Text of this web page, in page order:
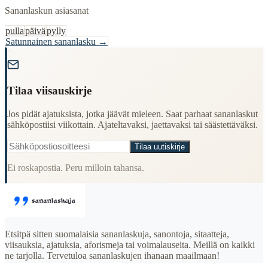
Sananlaskun asiasanat
pullapäiväpylly
Satunnainen sananlasku →
Tilaa viisauskirje
Jos pidät ajatuksista, jotka jäävät mieleen. Saat parhaat sananlaskut
sähköpostiisi viikottain. Ajateltavaksi, jaettavaksi tai säästettäväksi.
Tilaa uutiskirje
Ei roskapostia. Peru milloin tahansa.
Etsitpä sitten suomalaisia sananlaskuja, sanontoja, sitaatteja,
viisauksia, ajatuksia, aforismeja tai voimalauseita. Meillä on kaikki
ne tarjolla. Tervetuloa sananlaskujen ihanaan maailmaan!